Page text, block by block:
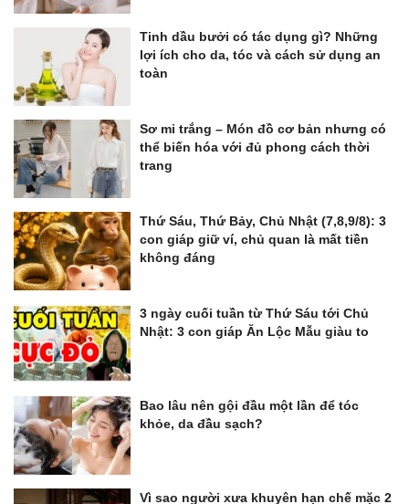
Tinh dầu bưởi có tác dụng gì? Những
lợi ích cho da, tóc và cách sử dụng an
toàn
Sơ mi trắng – Món đồ cơ bản nhưng có
thể biến hóa với đủ phong cách thời
trang
Thứ Sáu, Thứ Bảy, Chủ Nhật (7,8,9/8): 3
con giáp giữ ví, chủ quan là mất tiền
không đáng
3 ngày cuối tuần từ Thứ Sáu tới Chủ
Nhật: 3 con giáp Ăn Lộc Mẫu giàu to
Bao lâu nên gội đầu một lần để tóc
khỏe, da đầu sạch?
Vì sao người xưa khuyên hạn chế mặc 2